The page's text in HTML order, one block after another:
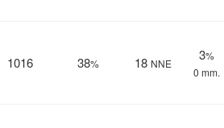
1016 38% 18 NNE
3%
0 mm.